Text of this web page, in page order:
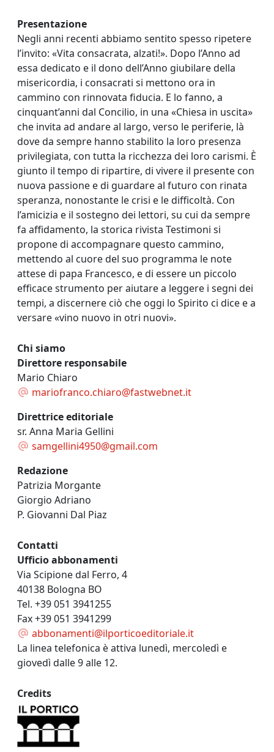
Presentazione
Negli anni recenti abbiamo sentito spesso ripetere
l’invito: «Vita consacrata, alzati!». Dopo l’Anno ad
essa dedicato e il dono dell’Anno giubilare della
misericordia, i consacrati si mettono ora in
cammino con rinnovata fiducia. E lo fanno, a
cinquant’anni dal Concilio, in una «Chiesa in uscita»
che invita ad andare al largo, verso le periferie, là
dove da sempre hanno stabilito la loro presenza
privilegiata, con tutta la ricchezza dei loro carismi. È
giunto il tempo di ripartire, di vivere il presente con
nuova passione e di guardare al futuro con rinata
speranza, nonostante le crisi e le difficoltà. Con
l’amicizia e il sostegno dei lettori, su cui da sempre
fa affidamento, la storica rivista Testimoni si
propone di accompagnare questo cammino,
mettendo al cuore del suo programma le note
attese di papa Francesco, e di essere un piccolo
efficace strumento per aiutare a leggere i segni dei
tempi, a discernere ciò che oggi lo Spirito ci dice e a
versare «vino nuovo in otri nuovi».
Chi siamo
Direttore responsabile
Mario Chiaro
mariofranco.chiaro@fastwebnet.it
Direttrice editoriale
sr. Anna Maria Gellini
samgellini4950@gmail.com
Redazione
Patrizia Morgante
Giorgio Adriano
P. Giovanni Dal Piaz
Contatti
Ufficio abbonamenti
Via Scipione dal Ferro, 4
40138 Bologna BO
Tel. +39 051 3941255
Fax +39 051 3941299
abbonamenti@ilporticoeditoriale.it
La linea telefonica è attiva lunedì, mercoledì e
giovedì dalle 9 alle 12.
Credits